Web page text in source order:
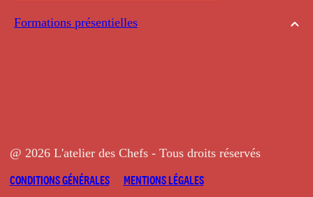
Formations présentielles
@ 2026 L'atelier des Chefs - Tous droits réservés
CONDITIONS GÉNÉRALES
MENTIONS LÉGALES